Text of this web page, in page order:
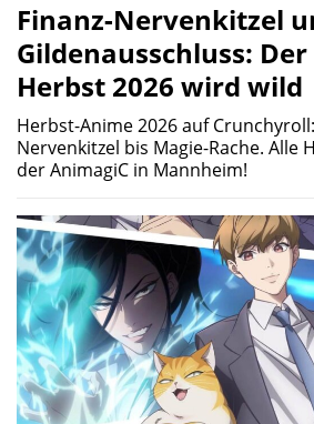
Finanz-Nervenkitzel
Gildenausschluss:
Herbst 2026 wird wild
Herbst-Anime 2026 auf
Nervenkitzel bis Magie-Rache. Alle
der AnimagiC in Mannheim!